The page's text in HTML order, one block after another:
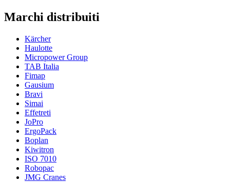
Marchi distribuiti
Kärcher
Haulotte
Micropower Group
TAB Italia
Fimap
Gausium
Bravi
Simai
Effetreti
JoPro
ErgoPack
Boplan
Kiwitron
ISO 7010
Robopac
JMG Cranes